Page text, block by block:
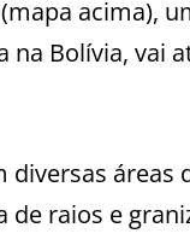
acima),
na Bolívia, vai
diversas áreas
de raios e